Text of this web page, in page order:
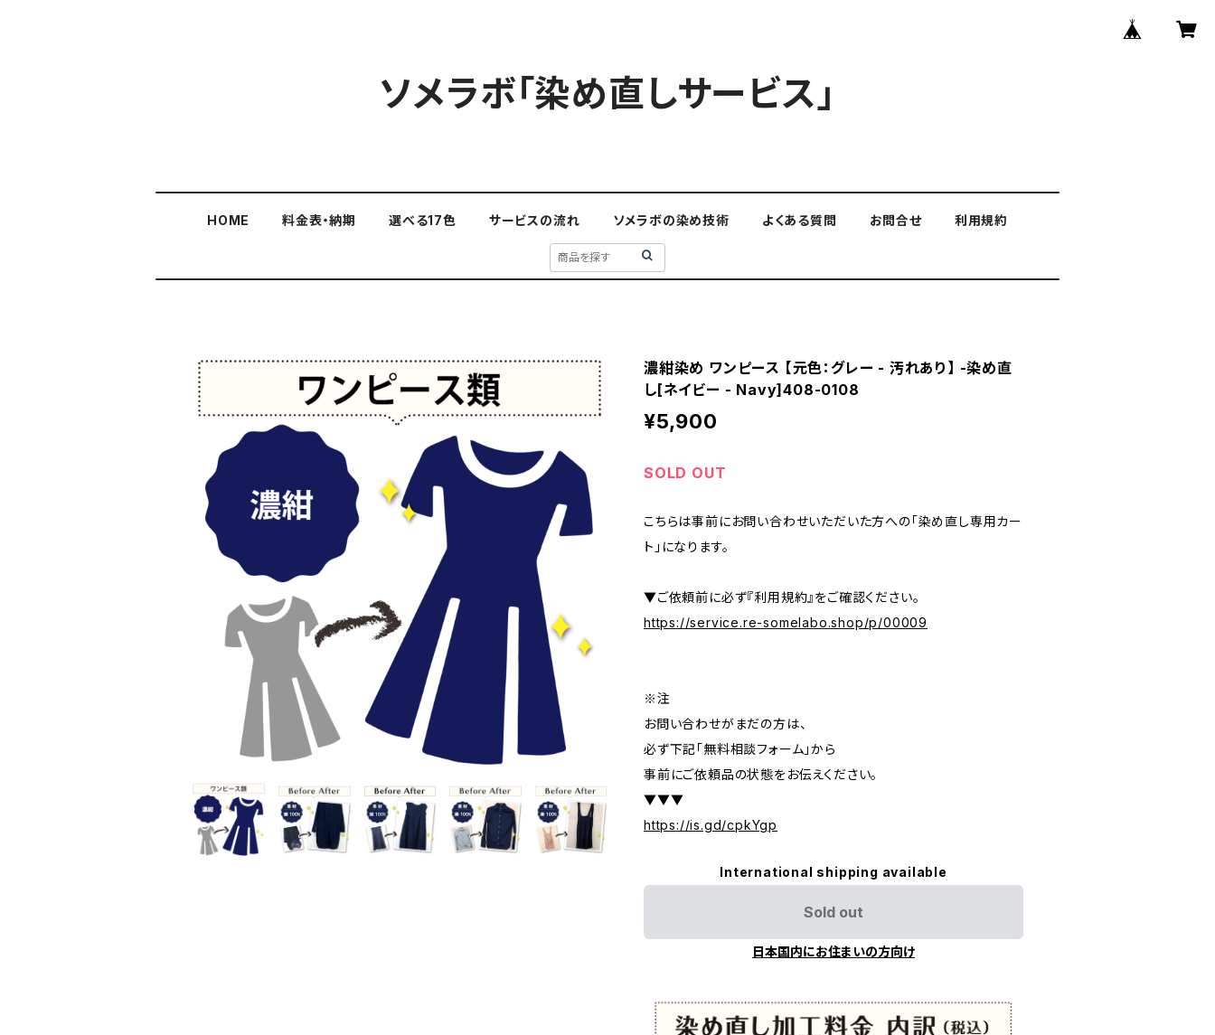
ソメラボ「染め直しサービス」
HOME 料金表・納期 選べる17色 サービスの流れ ソメラボの染め技術 よくある質問 お問合せ 利用規約
濃紺染め ワンピース 【元色：グレー - 汚れあり】 -染め直
し[ネイビー - Navy]408-0108
¥5,900
SOLD OUT
こちらは事前にお問い合わせいただいた方への「染め直し専用カー
ト」になります。
▼ご依頼前に必ず『利用規約』をご確認ください。
https://service.re-somelabo.shop/p/00009
※注
お問い合わせがまだの方は、
必ず下記「無料相談フォーム」から
事前にご依頼品の状態をお伝えください。
▼▼▼
https://is.gd/cpkYgp
International shipping available
Sold out
日本国内にお住まいの方向け